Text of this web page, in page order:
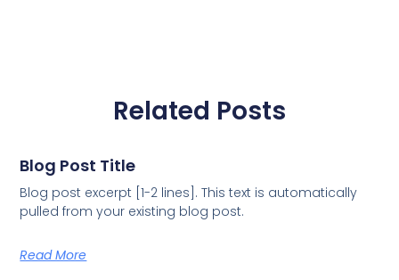
Related Posts
Blog Post Title
Blog post excerpt [1-2 lines]. This text is automatically
pulled from your existing blog post.
Read More